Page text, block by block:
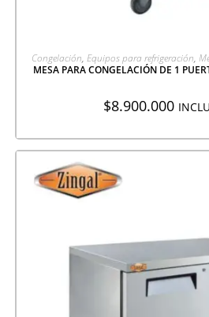
AGREGAR A
Congelación, Equipos para refrigeración,
MESA PARA CONGELACIÓN DE 1
$8.900.000